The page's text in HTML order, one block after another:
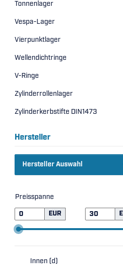
Tonnenlager
Vespa-Lager
Vierpunktlager
Wellendichtringe
V-Ringe
Zylinderrollenlager
Zylinderkerbstifte DIN1473
Hersteller
Hersteller Auswahl
Preisspanne
EUR
Innen (d)